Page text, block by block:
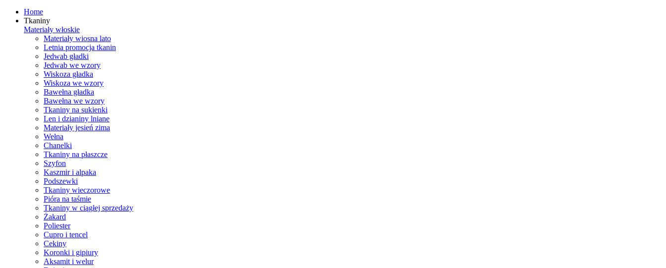
Home
Tkaniny
Materiały włoskie
Materiały wiosna lato
Letnia promocja tkanin
Jedwab gładki
Jedwab we wzory
Wiskoza gładka
Wiskoza we wzory
Bawełna gładka
Bawełna we wzory
Tkaniny na sukienki
Len i dzianiny lniane
Materiały jesień zima
Wełna
Chanelki
Tkaniny na płaszcze
Szyfon
Kaszmir i alpaka
Podszewki
Tkaniny wieczorowe
Pióra na taśmie
Tkaniny w ciągłej sprzedaży
Żakard
Poliester
Cupro i tencel
Cekiny
Koronki i gipiury
Aksamit i welur